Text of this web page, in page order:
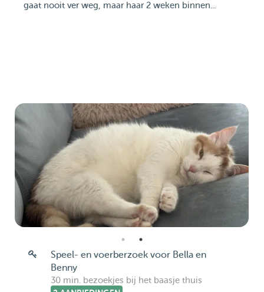
gaat nooit ver weg, maar haar 2 weken binnen...
Speel- en voerberzoek voor Bella en
Benny
30 min. bezoekjes bij het baasje thuis